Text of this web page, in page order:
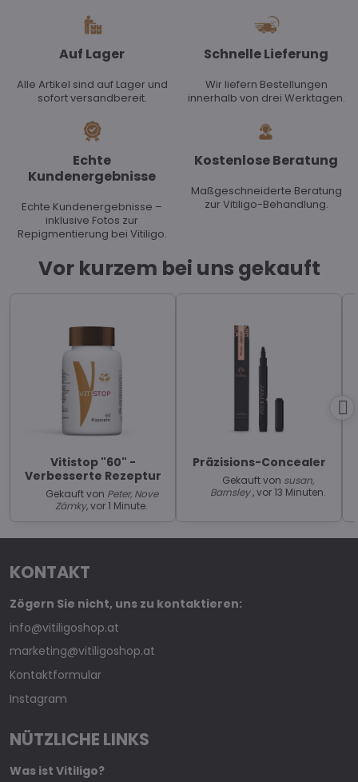
Auf Lager
Alle Artikel sind auf Lager und
sofort versandbereit.
Schnelle Lieferung
Wir liefern Bestellungen
innerhalb von drei Werktagen.
Echte
Kundenergebnisse
Echte Kundenergebnisse –
inklusive Fotos zur
Repigmentierung bei Vitiligo.
Kostenlose Beratung
Maßgeschneiderte Beratung
zur Vitiligo-Behandlung.
Vor kurzem bei uns gekauft
Vitistop "60" -
Verbesserte Rezeptur
Gekauft von Peter, Nove
Zámky, vor 1 Minute.
Präzisions-Concealer
Gekauft von susan,
Barnsley, vor 13 Minuten.
KONTAKT
Zögern Sie nicht, uns zu kontaktieren:
info@vitiligoshop.at
marketing@vitiligoshop.at
Kontaktformular
Instagram
NÜTZLICHE LINKS
Was ist Vitiligo?